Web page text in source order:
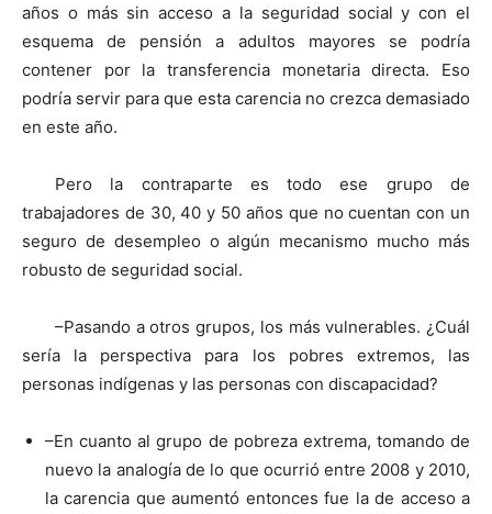
años o más sin acceso a la seguridad social y con el
esquema de pensión a adultos mayores se podría
contener por la transferencia monetaria directa. Eso
podría servir para que esta carencia no crezca demasiado
en este año.
Pero la contraparte es todo ese grupo de
trabajadores de 30, 40 y 50 años que no cuentan con un
seguro de desempleo o algún mecanismo mucho más
robusto de seguridad social.
–Pasando a otros grupos, los más vulnerables. ¿Cuál
sería la perspectiva para los pobres extremos, las
personas indígenas y las personas con discapacidad?
–En cuanto al grupo de pobreza extrema, tomando de
nuevo la analogía de lo que ocurrió entre 2008 y 2010,
la carencia que aumentó entonces fue la de acceso a